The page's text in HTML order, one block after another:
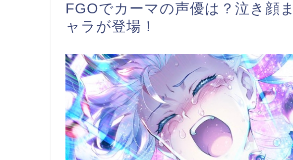
FGOでカーマの声優は？泣き顔
ャラが登場！